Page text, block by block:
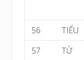
56
TIỂU
57
TỬ